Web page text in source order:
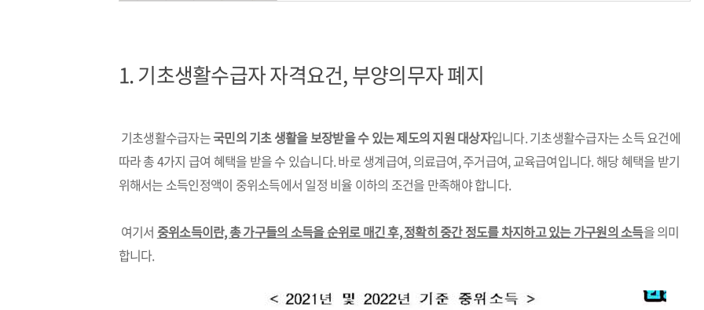
1.기초생활수급자 자격요건, 부양의무자 폐지
기초생활수급자는국민의 기초 생활을 보장받을 수 있는 제도의 지원 대상자입니다. 기초생활수급자는 소득 요건에
따라 총 4가지 급여 혜택을 받을 수 있습니다. 바로 생계급여, 의료급여, 주거급여, 교육급여입니다. 해당 혜택을 받기
위해서는 소득인정액이 중위소득에서 일정 비율 이하의 조건을 만족해야 합니다.
여기서 중위소득이란, 총 가구들의 소득을 순위로 매긴 후, 정확히 중간 정도를 차지하고 있는 가구원의 소득을 의미
합니다.